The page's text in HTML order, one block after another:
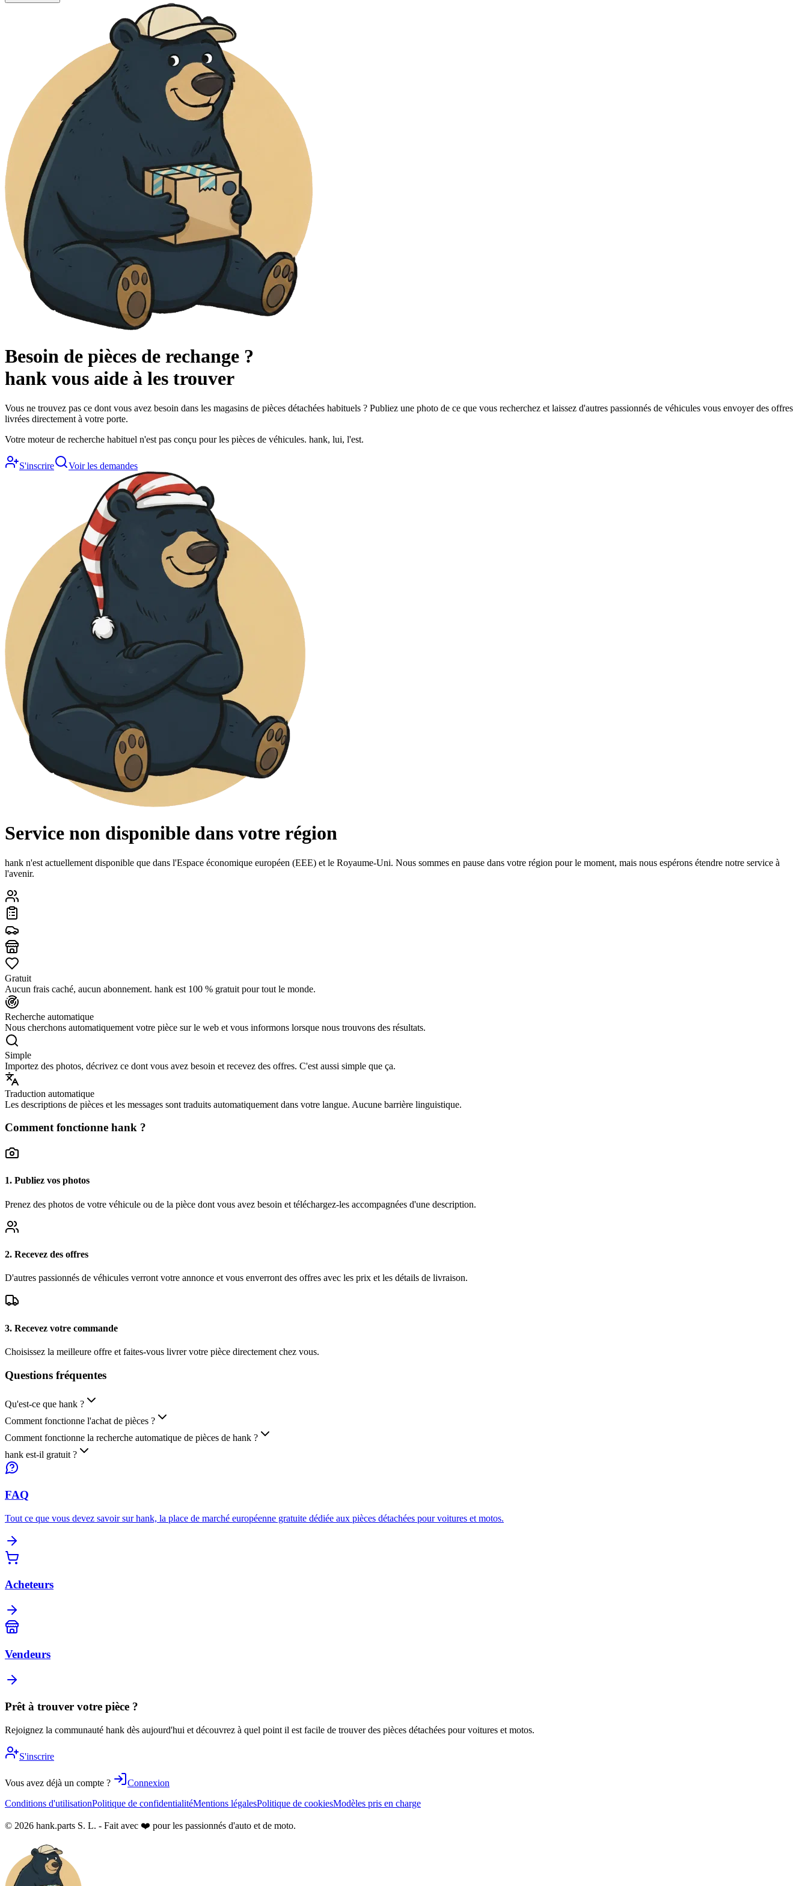
Besoin de pièces de rechange ?
hank vous aide à les trouver
Vous ne trouvez pas ce dont vous avez besoin dans les magasins de pièces détachées habituels ? Publiez une photo de ce que vous recherchez et laissez d'autres passionnés de véhicules vous envoyer des offres
livrées directement à votre porte.
Votre moteur de recherche habituel n'est pas conçu pour les pièces de véhicules. hank, lui, l'est.
S'inscrire Voir les demandes
Service non disponible dans votre région
hank n'est actuellement disponible que dans l'Espace économique européen (EEE) et le Royaume-Uni. Nous sommes en pause dans votre région pour le moment, mais nous espérons étendre notre service à
l'avenir.
Gratuit
Aucun frais caché, aucun abonnement. hank est 100 % gratuit pour tout le monde.
Recherche automatique
Nous cherchons automatiquement votre pièce sur le web et vous informons lorsque nous trouvons des résultats.
Simple
Importez des photos, décrivez ce dont vous avez besoin et recevez des offres. C'est aussi simple que ça.
Traduction automatique
Les descriptions de pièces et les messages sont traduits automatiquement dans votre langue. Aucune barrière linguistique.
Comment fonctionne hank ?
1. Publiez vos photos
Prenez des photos de votre véhicule ou de la pièce dont vous avez besoin et téléchargez-les accompagnées d'une description.
2. Recevez des offres
D'autres passionnés de véhicules verront votre annonce et vous enverront des offres avec les prix et les détails de livraison.
3. Recevez votre commande
Choisissez la meilleure offre et faites-vous livrer votre pièce directement chez vous.
Questions fréquentes
Qu'est-ce que hank ?
Comment fonctionne l'achat de pièces ?
Comment fonctionne la recherche automatique de pièces de hank ?
hank est-il gratuit ?
FAQ
Tout ce que vous devez savoir sur hank, la place de marché européenne gratuite dédiée aux pièces détachées pour voitures et motos.
Acheteurs
Vendeurs
Prêt à trouver votre pièce ?
Rejoignez la communauté hank dès aujourd'hui et découvrez à quel point il est facile de trouver des pièces détachées pour voitures et motos.
S'inscrire
Vous avez déjà un compte ?
Connexion
Conditions d'utilisationPolitique de confidentialitéMentions légalesPolitique de cookiesModèles pris en charge
© 2026 hank.parts S. L. - Fait avec ❤️ pour les passionnés d'auto et de moto.